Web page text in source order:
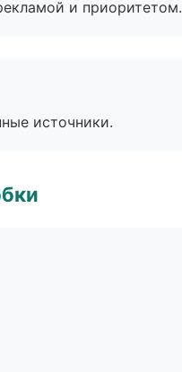
и приоритетом.
источники.